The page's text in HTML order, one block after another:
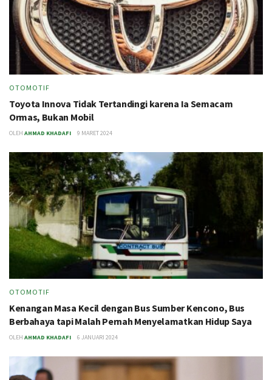
OTOMOTIF
Toyota Innova Tidak Tertandingi karena Ia Semacam
Ormas, Bukan Mobil
OLEH AHMAD KHADAFI 9 MARET 2024
OTOMOTIF
Kenangan Masa Kecil dengan Bus Sumber Kencono, Bus
Berbahaya tapi Malah Pernah Menyelamatkan Hidup Saya
OLEH AHMAD KHADAFI 6 JANUARI 2024